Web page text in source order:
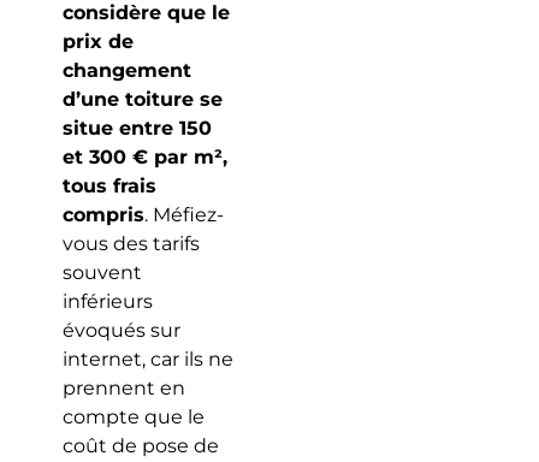
considère que le
prix de
changement
d’une toiture se
situe entre 150
et 300 € par m²,
tous frais
compris. Méfiez-
vous des tarifs
souvent
inférieurs
évoqués sur
internet, car ils ne
prennent en
compte que le
coût de pose de